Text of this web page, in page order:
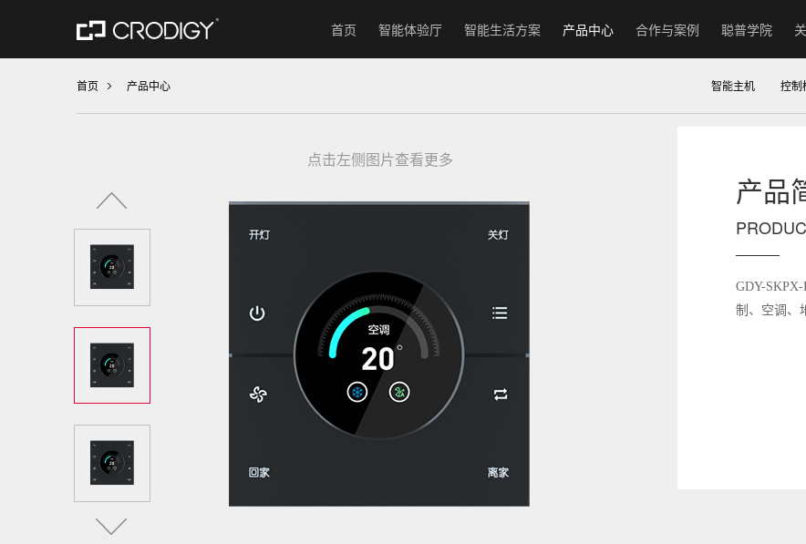
首页 智能体验厅 智能生活方案 产品中心 合作与案例 聪普学院
首页 产品中心 智能主机 控制
点击左侧图片查看更多
产品
GDY-
制、空调、